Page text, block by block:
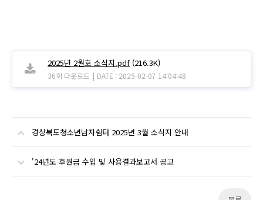
2025년 2월호 소식지.pdf (216.3K)
36회 다운로드 | DATE : 2025-02-07 14:04:48
경상북도청소년남자쉼터 2025년 3월 소식지 안내
'24년도 후원금 수입 및 사용결과보고서 공고